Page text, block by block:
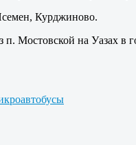
Курджиново.
Мостовской на Уазах